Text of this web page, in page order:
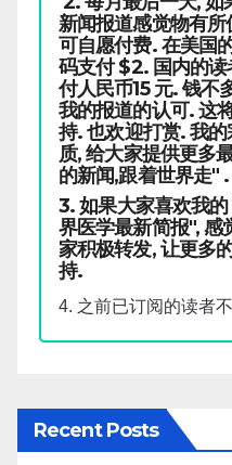
新闻报道感觉物有
可自愿付费. 在美国
码支付 $2. 国内的
付人民币15 元. 钱不
我的报道的认可. 这
持. 也欢迎打赏. 我
质, 给大家提供更多
的新闻,跟着世界走" .
3. 如果大家喜欢我
界医学最新简报", 感
家积极转发, 让更多
持.
4. 之前已订阅的读者
Recent Posts